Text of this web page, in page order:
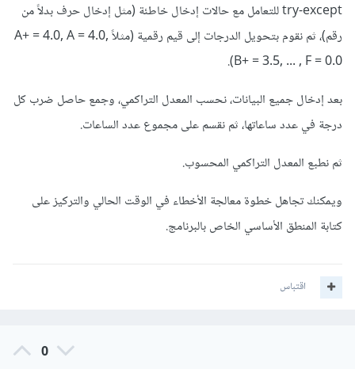
try-except للتعامل مع حالات إدخال خاطئة (مثل إدخال حرف بدلاً من
رقم)، ثم نقوم بتحويل الدرجات إلى قيم رقمية (مثلاً A+ = 4.0, A = 4.0,
B+ = 3.5, ... , F = 0.0).
بعد إدخال جميع البيانات، نحسب المعدل التراكمي، وجمع حاصل ضرب كل
درجة في عدد ساعاتها، ثم نقسم على مجموع عدد الساعات.
ثم نطبع المعدل التراكمي المحسوب.
ويمكنك تجاهل خطوة معالجة الأخطاء في الوقت الحالي والتركيز على
كتابة المنطق الأساسي الخاص بالبرنامج.
اقتباس
0